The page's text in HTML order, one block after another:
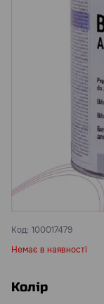
Код: 100017479
Немає в наявності
Колір